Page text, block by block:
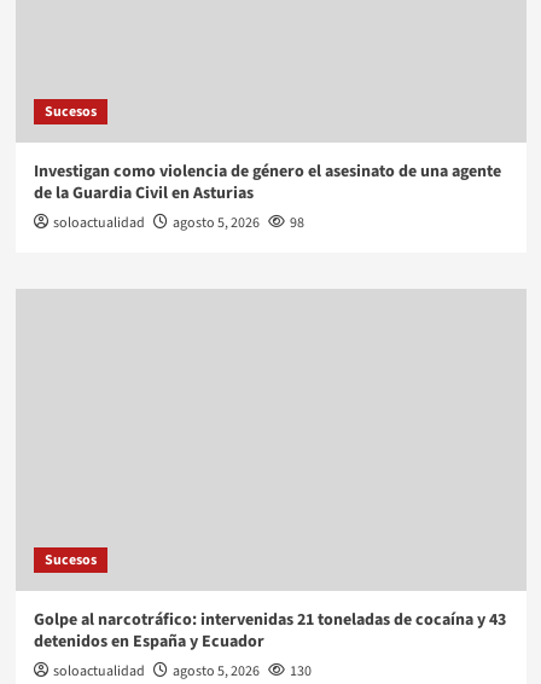
Sucesos
Investigan como violencia de género el asesinato de una agente
de la Guardia Civil en Asturias
soloactualidad agosto 5, 2026 98
Sucesos
Golpe al narcotráfico: intervenidas 21 toneladas de cocaína y 43
detenidos en España y Ecuador
soloactualidad agosto 5, 2026 130